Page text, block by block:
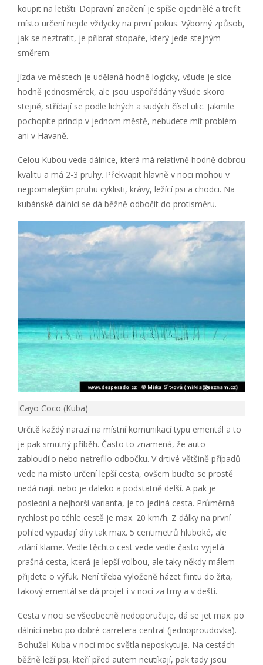
koupit na letišti. Dopravní značení je spíše ojedinělé a trefit
místo určení nejde vždycky na první pokus. Výborný způsob,
jak se neztratit, je přibrat stopaře, který jede stejným
směrem.
Jízda ve městech je udělaná hodně logicky, všude je sice
hodně jednosměrek, ale jsou uspořádány všude skoro
stejně, střídají se podle lichých a sudých čísel ulic. Jakmile
pochopíte princip v jednom městě, nebudete mít problém
ani v Havaně.
Celou Kubou vede dálnice, která má relativně hodně dobrou
kvalitu a má 2-3 pruhy. Překvapit hlavně v noci mohou v
nejpomalejším pruhu cyklisti, krávy, ležící psi a chodci. Na
kubánské dálnici se dá běžně odbočit do protisměru.
Cayo Coco (Kuba)
Určitě každý narazí na místní komunikací typu ementál a to
je pak smutný příběh. Často to znamená, že auto
zabloudilo nebo netrefilo odbočku. V drtivé většině případů
vede na místo určení lepší cesta, ovšem buďto se prostě
nedá najít nebo je daleko a podstatně delší. A pak je
poslední a nejhorší varianta, je to jediná cesta. Průměrná
rychlost po téhle cestě je max. 20 km/h. Z dálky na první
pohled vypadají díry tak max. 5 centimetrů hluboké, ale
zdání klame. Vedle těchto cest vede vedle často vyjetá
prašná cesta, která je lepší volbou, ale taky někdy málem
přijdete o výfuk. Není třeba vyloženě házet flintu do žita,
takový ementál se dá projet i v noci za tmy a v dešti.
Cesta v noci se všeobecně nedoporučuje, dá se jet max. po
dálnici nebo po dobré carretera central (jednoproudovka).
Bohužel Kuba v noci moc světla neposkytuje. Na cestách
běžně leží psi, kteří před autem neutíkají, pak tady jsou